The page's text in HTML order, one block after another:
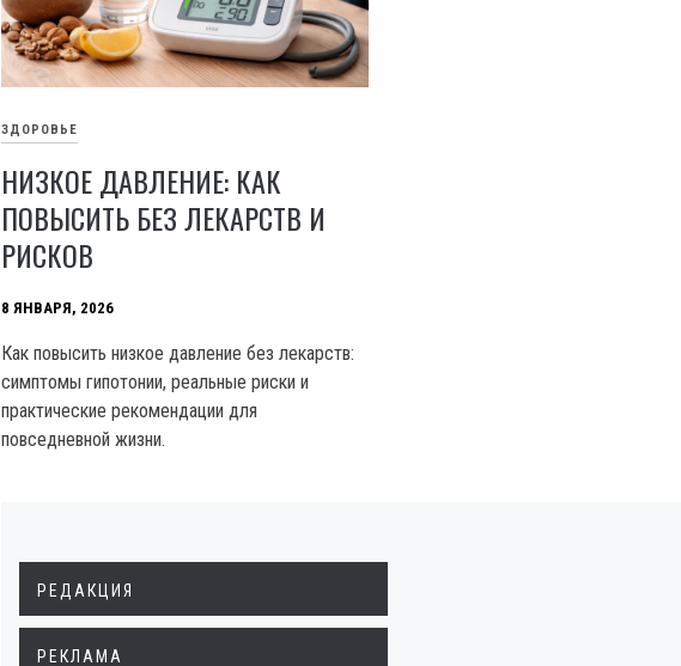
ЗДОРОВЬЕ
НИЗКОЕ ДАВЛЕНИЕ: КАК
ПОВЫСИТЬ БЕЗ ЛЕКАРСТВ И
РИСКОВ
8 ЯНВАРЯ, 2026
Как повысить низкое давление без лекарств:
симптомы гипотонии, реальные риски и
практические рекомендации для
повседневной жизни.
РЕДАКЦИЯ
РЕКЛАМА